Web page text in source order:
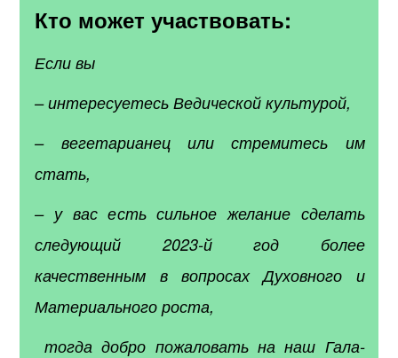
Кто может участвовать:
Если вы
– интересуетесь Ведической культурой,
– вегетарианец или стремитесь им
стать,
– у вас есть сильное желание сделать
следующий 2023-й год более
качественным в вопросах Духовного и
Материального роста,
тогда добро пожаловать на наш Гала-